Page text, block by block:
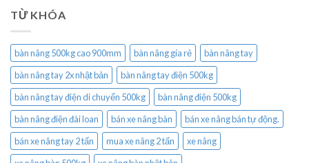
TỪ KHÓA
bàn nâng 500kg cao 900mm bàn nâng gía rẻ
bàn nâng tay
bàn nâng tay 2x nhật bản
bàn nâng tay điện 500kg
bàn nâng tay điện di chuyển 500kg
bàn nâng điện 500kg
bàn nâng điện đài loan
bán xe nâng bàn
bán xe nâng bán tự động.
bán xe nâng tay 2 tấn
mua xe nâng 2 tấn
xe nâng